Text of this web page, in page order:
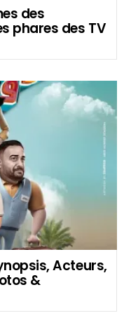
des
phares des TV
Acteurs,
&